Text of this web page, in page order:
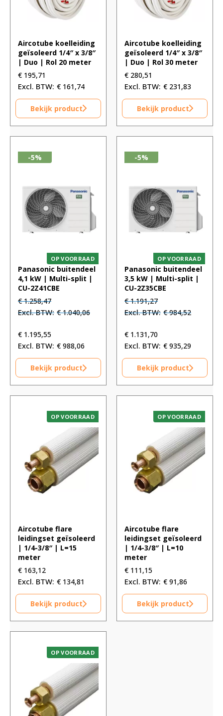
Aircotube koelleiding
geïsoleerd 1/4″ x 3/8″
| Duo | Rol 20 meter
€ 195,71
€ 161,74
Bekijk product
Aircotube koelleiding
geïsoleerd 1/4″ x 3/8″
| Duo | Rol 30 meter
€ 280,51
€ 231,83
Bekijk product
-5%
OP VOORRAAD
Panasonic buitendeel
4,1 kW | Multi-split |
CU-2Z41CBE
Oorspronkelijke
prijs
€ 1.258,47.
€1.258,47Huidige
prijs
€1.040,06
€ 1.195,55
€ 988,06
Bekijk product
-5%
OP VOORRAAD
Panasonic buitendeel
3,5 kW | Multi-split |
CU-2Z35CBE
Oorspronkelijke
prijs
€ 1.191,27.
€1.191,27Huidige
prijs
€984,52
€ 1.131,70
€ 935,29
Bekijk product
OP VOORRAAD
Aircotube flare
leidingset geïsoleerd
| 1/4-3/8″ | L=15
meter
€ 163,12
€ 134,81
Bekijk product
OP VOORRAAD
Aircotube flare
leidingset geïsoleerd
| 1/4-3/8″ | L=10
meter
€ 111,15
€ 91,86
Bekijk product
OP VOORRAAD